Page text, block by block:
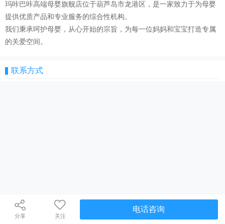
分享 关注
电话咨询
玛咔巴咔高端母婴旗舰店位于葫芦岛市龙港区，是一家致力于为母婴
提供优质产品和专业服务的综合性机构。
我们秉承呵护母婴，从心开始的宗旨，为每一位妈妈和宝宝打造专属
的关爱空间。
联系方式